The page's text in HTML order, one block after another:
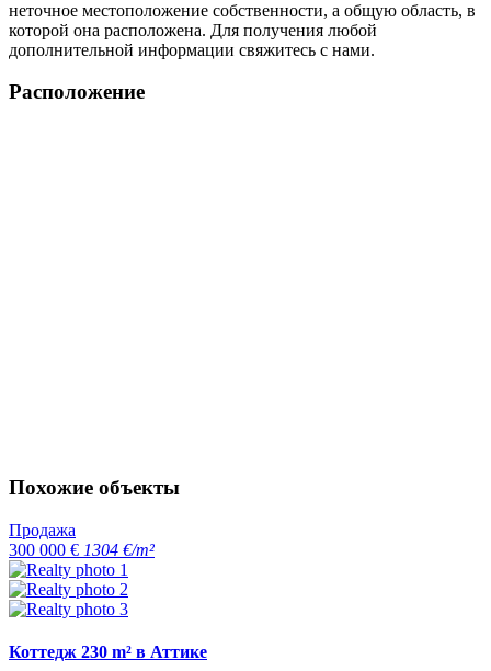
неточное местоположение собственности, а общую область, в
которой она расположена. Для получения любой
дополнительной информации свяжитесь с нами.
Расположение
Похожие объекты
Продажа
300 000 € 1304 €/m²
Коттедж 230 m² в Аттике